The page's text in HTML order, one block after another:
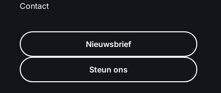
Contact
Nieuwsbrief
Steun ons